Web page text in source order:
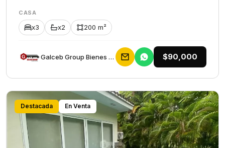
CASA
x3 x2 200 m²
Galceb Group Bienes Raices $90,000
Destacada En Venta